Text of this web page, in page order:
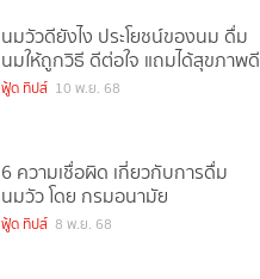
นมวัวดียังไง ประโยชน์ของนม ดื่ม
นมให้ถูกวิธี ดีต่อใจ แถมได้สุขภาพดี
ฟู้ด ทิปส์ 10 พ.ย. 68
6 ความเชื่อผิด เกี่ยวกับการดื่ม
นมวัว โดย กรมอนามัย
ฟู้ด ทิปส์ 8 พ.ย. 68